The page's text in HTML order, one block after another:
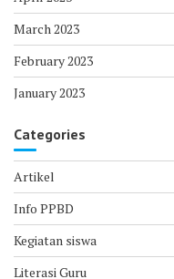
March 2023
February 2023
January 2023
Categories
Artikel
Info PPBD
Kegiatan siswa
Literasi Guru